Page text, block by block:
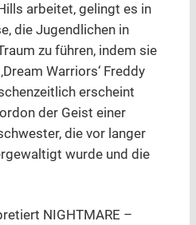
arbeitet, gelingt es in
die Jugendlichen in
zu führen, indem sie
Warriors‘ Freddy
erscheint
der Geist einer
die vor langer
wurde und die
NIGHTMARE –